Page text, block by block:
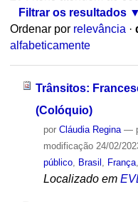
Filtrar os resultados
Ordenar por relevância ·
alfabeticamente
Trânsitos:
(Colóquio)
por Cláudia Regina —
modificação24/02/
público, Brasil França,
Localizado em